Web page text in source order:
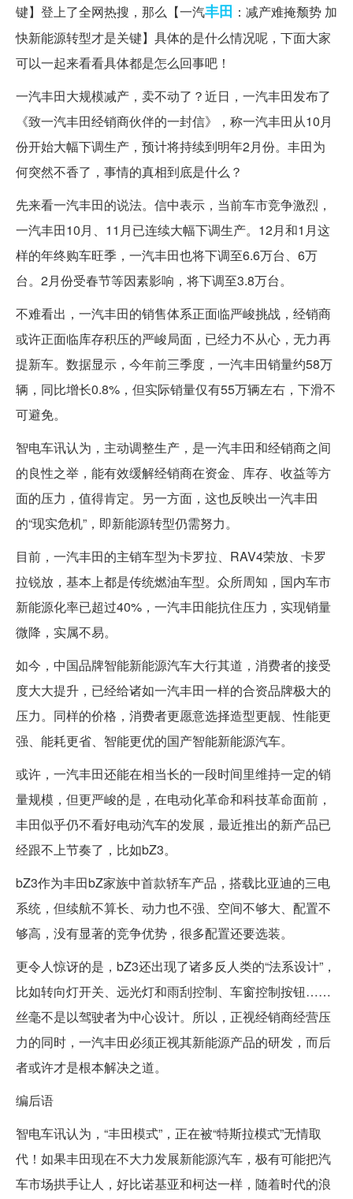
键】登上了全网热搜，那么【一汽丰田 ：减产难掩颓势 加
快新能源转型才是关键】具体的是什么情况呢，下面大家
可以一起来看看具体都是怎么回事吧！
一汽丰田大规模减产，卖不动了？近日，一汽丰田发布了
《致一汽丰田经销商伙伴的一封信》，称一汽丰田从10月
份开始大幅下调生产，预计将持续到明年2月份。丰田为
何突然不香了，事情的真相到底是什么？
先来看一汽丰田的说法。信中表示，当前车市竞争激烈，
一汽丰田10月、11月已连续大幅下调生产。12月和1月这
样的年终购车旺季，一汽丰田也将下调至6.6万台、6万
台。2月份受春节等因素影响，将下调至3.8万台。
不难看出，一汽丰田的销售体系正面临严峻挑战，经销商
或许正面临库存积压的严峻局面，已经力不从心，无力再
提新车。数据显示，今年前三季度，一汽丰田销量约58万
辆，同比增长0.8%，但实际销量仅有55万辆左右，下滑不
可避免。
智电车讯认为，主动调整生产，是一汽丰田和经销商之间
的良性之举，能有效缓解经销商在资金、库存、收益等方
面的压力，值得肯定。另一方面，这也反映出一汽丰田
的“现实危机”，即新能源转型仍需努力。
目前，一汽丰田的主销车型为卡罗拉、RAV4荣放、卡罗
拉锐放，基本上都是传统燃油车型。众所周知，国内车市
新能源化率已超过40%，一汽丰田能抗住压力，实现销量
微降，实属不易。
如今，中国品牌智能新能源汽车大行其道，消费者的接受
度大大提升，已经给诸如一汽丰田一样的合资品牌极大的
压力。同样的价格，消费者更愿意选择造型更靓、性能更
强、能耗更省、智能更优的国产智能新能源汽车。
或许，一汽丰田还能在相当长的一段时间里维持一定的销
量规模，但更严峻的是，在电动化革命和科技革命面前，
丰田似乎仍不看好电动汽车的发展，最近推出的新产品已
经跟不上节奏了，比如bZ3。
bZ3作为丰田bZ家族中首款轿车产品，搭载比亚迪的三电
系统，但续航不算长、动力也不强、空间不够大、配置不
够高，没有显著的竞争优势，很多配置还要选装。
更令人惊讶的是，bZ3还出现了诸多反人类的“法系设计”，
比如转向灯开关、远光灯和雨刮控制、车窗控制按钮……
丝毫不是以驾驶者为中心设计。所以，正视经销商经营压
力的同时，一汽丰田必须正视其新能源产品的研发，而后
者或许才是根本解决之道。
编后语
智电车讯认为，“丰田模式”，正在被“特斯拉模式”无情取
代！如果丰田现在不大力发展新能源汽车，极有可能把汽
车市场拱手让人，好比诺基亚和柯达一样，随着时代的浪